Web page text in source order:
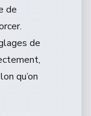
de
de
qu’on